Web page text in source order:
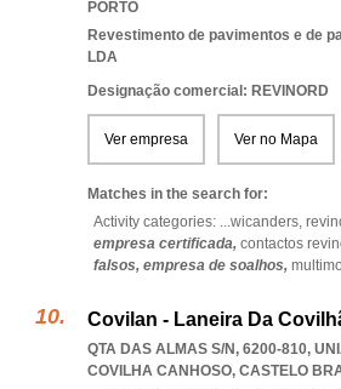
PORTO
Revestimento de pavimentos e de
LDA
Designação comercial: REVINORD
Ver empresa Ver no Mapa
Matches in the search for:
Activity categories: ...wicanders,
empresa certificada, contactos
falsos, empresa de soalhos,
Covilan - Laneira Da
QTA DAS ALMAS S/N, 6200-810,
COVILHA CANHOSO, CASTELO